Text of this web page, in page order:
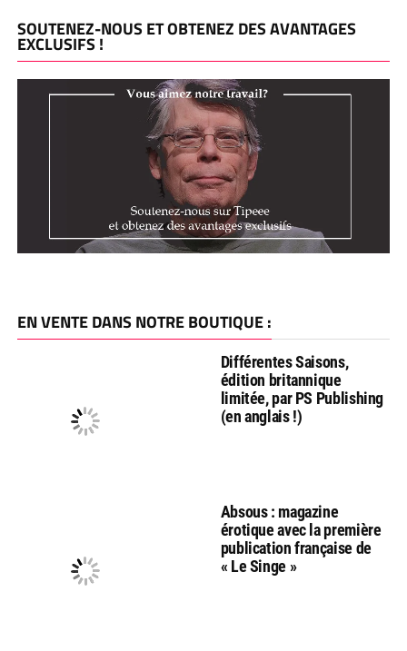
SOUTENEZ-NOUS ET OBTENEZ DES AVANTAGES
EXCLUSIFS !
EN VENTE DANS NOTRE BOUTIQUE :
Différentes Saisons,
édition britannique
limitée, par PS Publishing
(en anglais !)
Absous : magazine
érotique avec la première
publication française de
« Le Singe »